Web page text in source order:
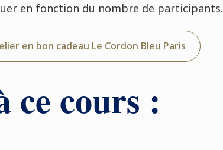
en fonction du nombre de participants.
en bon cadeau Le Cordon Bleu Paris
ce cours :